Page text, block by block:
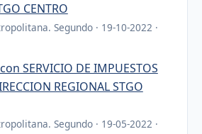
CENTRO
Segundo · 19-10-2022 ·
SERVICIO DE IMPUESTOS
REGIONAL STGO
Segundo · 19-05-2022 ·